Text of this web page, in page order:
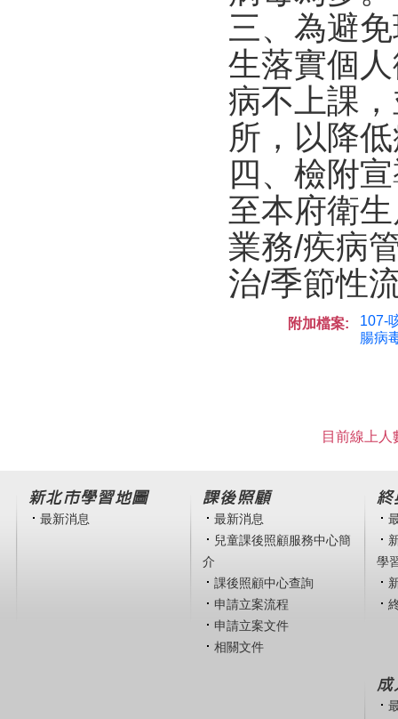
三、為避
生落實個
病不上課
所，以降
四、檢附
至本府衛
業務/疾病
治/季節性
附加檔案:
107-
腸病
目前線上
新北市學習地圖
最新消息
課後照顧
最新消息
兒童課後照顧服務中心簡
介
課後照顧中心查詢
申請立案流程
申請立案文件
相關文件
終
學